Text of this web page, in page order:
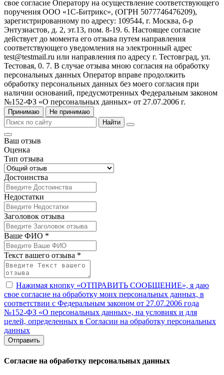
свое согласие Оператору на осуществление соответствующего
поручения ООО «1С-Битрикс», (ОГРН 5077746476209),
зарегистрированному по адресу: 109544, г. Москва, б-р
Энтузиастов, д. 2, эт.13, пом. 8-19. 6. Настоящее согласие
действует до момента его отзыва путем направления
соответствующего уведомления на электронный адрес
test@testmail.ru или направления по адресу г. Тестовград, ул.
Тестовая, 0. 7. В случае отзыва мною согласия на обработку
персональных данных Оператор вправе продолжить
обработку персональных данных без моего согласия при
наличии оснований, предусмотренных Федеральным законом
№152-ФЗ «О персональных данных» от 27.07.2006 г.
Принимаю
Не принимаю
Найти
Ваш отзыв
Оценка
Тип отзыва
Достоинства
Недостатки
Заголовок отзыва
Ваше ФИО *
Текст вашего отзыва *
Нажимая кнопку «ОТПРАВИТЬ СООБЩЕНИЕ», я даю
свое согласие на обработку моих персональных данных, в
соответствии с Федеральным законом от 27.07.2006 года
№152-ФЗ «О персональных данных», на условиях и для
целей, определенных в Согласии на обработку персональных
данных
Отправить
Согласие на обработку персональных данных